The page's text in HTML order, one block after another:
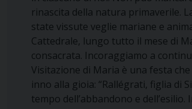
rinascita della natura primaverile.
state vissute veglie mariane e
Cattedrale, lungo tutto il mese di
consacrata. Incoraggiamo a
Visitazione di Maria è una festa
inno alla gioia: “Rallégrati, figlia di
tempo dell’abbandono e